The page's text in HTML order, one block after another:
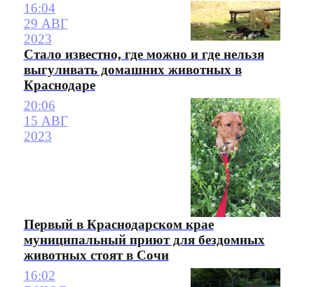
16:04
29 АВГ
2023
Стало известно, где можно и где нельзя
выгуливать домашних животных в
Краснодаре
20:06
15 АВГ
2023
Первый в Краснодарском крае
муниципальный приют для бездомных
животных стоят в Сочи
16:02